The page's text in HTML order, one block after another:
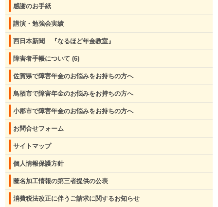
感謝のお手紙
講演・勉強会実績
西日本新聞 『なるほど年金教室』
障害者手帳について (6)
佐賀県で障害年金のお悩みをお持ちの方へ
鳥栖市で障害年金のお悩みをお持ちの方へ
小郡市で障害年金のお悩みをお持ちの方へ
お問合せフォーム
サイトマップ
個人情報保護方針
匿名加工情報の第三者提供の公表
消費税法改正に伴うご請求に関するお知らせ